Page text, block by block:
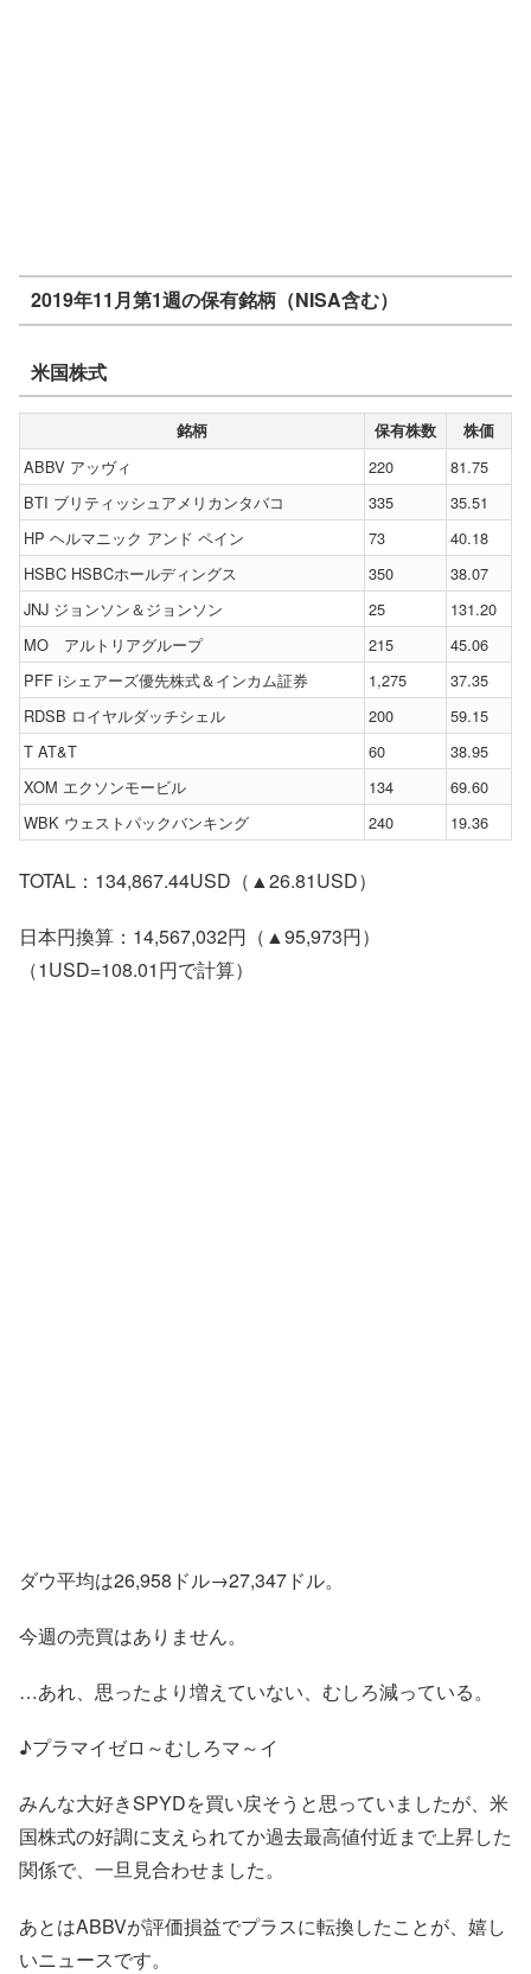
2019年11月第1週の保有銘柄（NISA含む）
米国株式
銘柄 保有株数 株価
ABBV アッヴィ 220
81.75
BTI ブリティッシュアメリカンタバコ
335
35.51
HP ヘルマニック アンド ペイン
73
40.18
HSBC HSBCホールディングス
350
38.07
JNJ ジョンソン＆ジョンソン
25
131.20
MO アルトリアグループ
215
45.06
PFF iシェアーズ優先株式＆インカム証券
1,275
37.35
RDSB ロイヤルダッチシェル
200
59.15
T AT&T
60
38.95
XOM エクソンモービル
134
69.60
WBK ウェストパックバンキング
240 19.36
TOTAL：134,867.44USD（▲26.81USD）
日本円換算：14,567,032円（▲95,973円）
（1USD=108.01円で計算）
ダウ平均は26,958ドル→27,347ドル。
今週の売買はありません。
…あれ、思ったより増えていない、むしろ減っている。
♪プラマイゼロ～むしろマ～イ
みんな大好きSPYDを買い戻そうと思っていましたが、米
国株式の好調に支えられてか過去最高値付近まで上昇した
関係で、一旦見合わせました。
あとはABBVが評価損益でプラスに転換したことが、嬉し
いニュースです。